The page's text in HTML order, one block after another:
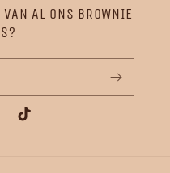
VAN AL ONS BROWNIE
TikTok